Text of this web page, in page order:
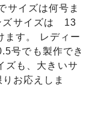
サイズは何号ま
ズサイズは 13
ます。 レディー
号でも製作でき
ズも、大きいサ
お応えしま